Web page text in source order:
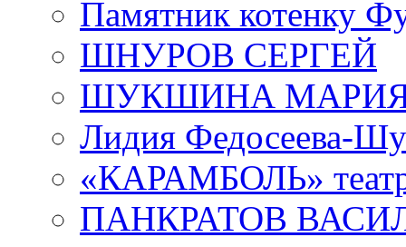
Памятник котенку
ШНУРОВ СЕРГЕЙ
ШУКШИНА
Лидия Федосеева-
«КАРАМБОЛЬ»
ПАНКРАТОВ